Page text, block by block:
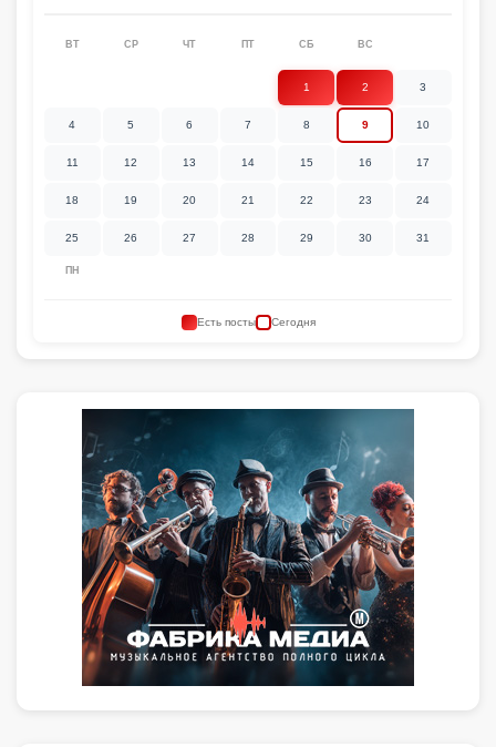
ПН
ВТ СР ЧТ ПТ СБ ВС
1 2 3
4 5 6 7 8 9 10
11 12 13 14 15 16 17
18 19 20 21 22 23 24
25 26 27 28 29 30 31
Есть посты Сегодня